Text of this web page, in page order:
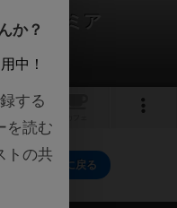
カデミア
スト
アのトップに戻る
か？
中！
する
を読む
トの共